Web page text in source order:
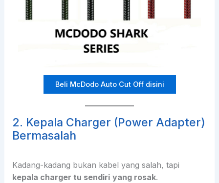
Beli McDodo Auto Cut Off disini
2. Kepala Charger (Power Adapter)
Bermasalah
Kadang-kadang bukan kabel yang salah, tapi
kepala charger tu sendiri yang rosak.